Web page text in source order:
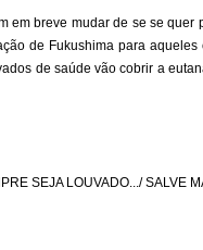
em breve mudar de se se
de Fukushima para
de saúde vão cobrir a
SEJA LOUVADO.../ SALVE